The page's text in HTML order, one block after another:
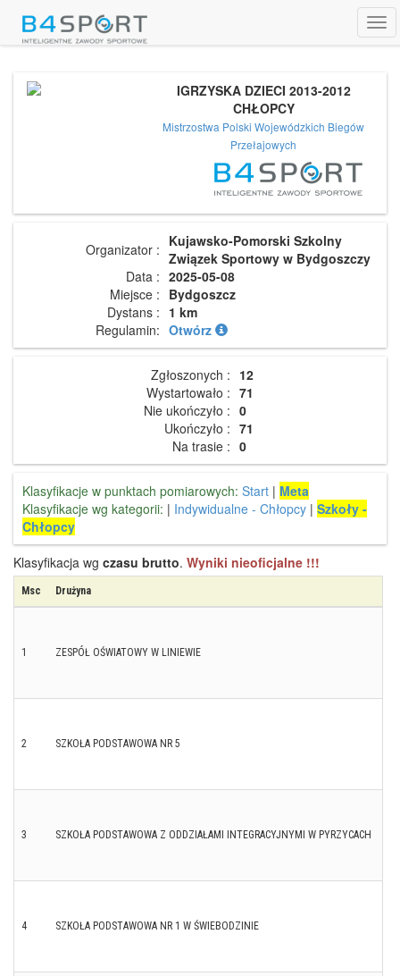
IGRZYSKA DZIECI 2013-2012
CHŁOPCY
Mistrzostwa Polski Wojewódzkich Biegów
Przełajowych
Organizator : Kujawsko-Pomorski Szkolny
Związek Sportowy w Bydgoszczy
Data : 2025-05-08
Miejsce : Bydgoszcz
Dystans : 1 km
Regulamin: Otwórz
Zgłoszonych : 12
Wystartowało : 71
Nie ukończyło : 0
Ukończyło : 71
Na trasie : 0
Klasyfikacje w punktach pomiarowych: Start | Meta
Klasyfikacje wg kategorii: | Indywidualne - Chłopcy | Szkoły -
Chłopcy
Klasyfikacja wg czasu brutto. Wyniki nieoficjalne !!!
Msc Drużyna
1 ZESPÓŁ OŚWIATOWY W LINIEWIE
2 SZKOŁA PODSTAWOWA NR 5
3 SZKOŁA PODSTAWOWA Z ODDZIAŁAMI INTEGRACYJNYMI W PYRZYCACH
4 SZKOŁA PODSTAWOWA NR 1 W ŚWIEBODZINIE